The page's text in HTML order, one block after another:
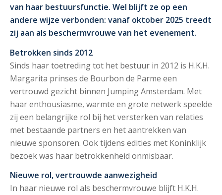
van haar bestuursfunctie. Wel blijft ze op een
andere wijze verbonden: vanaf oktober 2025 treedt
zij aan als beschermvrouwe van het evenement.
Betrokken sinds 2012
Sinds haar toetreding tot het bestuur in 2012 is H.K.H.
Margarita prinses de Bourbon de Parme een
vertrouwd gezicht binnen Jumping Amsterdam. Met
haar enthousiasme, warmte en grote netwerk speelde
zij een belangrijke rol bij het versterken van relaties
met bestaande partners en het aantrekken van
nieuwe sponsoren. Ook tijdens edities met Koninklijk
bezoek was haar betrokkenheid onmisbaar.
Nieuwe rol, vertrouwde aanwezigheid
In haar nieuwe rol als beschermvrouwe blijft H.K.H.